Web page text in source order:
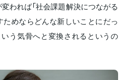
われば「社会課題解決につながる
めならどんな新しいことにだっ
う気骨へと変換されるというの